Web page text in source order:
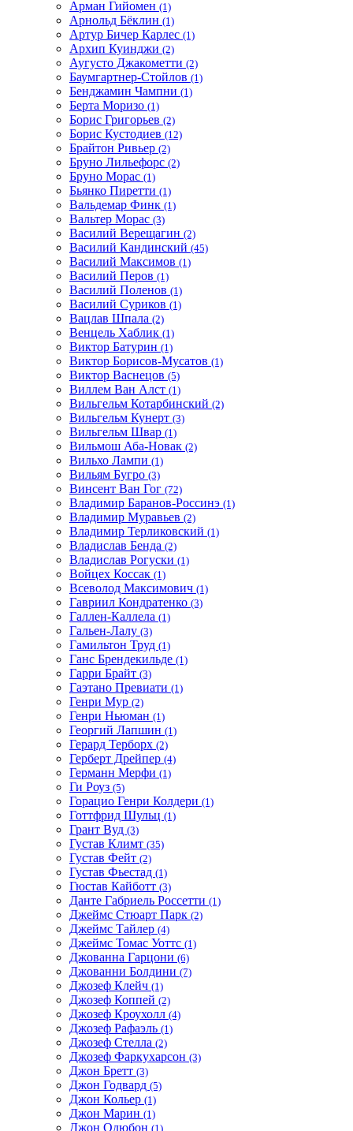
Арман Гийомен (1)
Арнольд Бёклин (1)
Артур Бичер Карлес (1)
Архип Куинджи (2)
Аугусто Джакометти (2)
Баумгартнер-Стойлов (1)
Бенджамин Чампни (1)
Берта Моризо (1)
Борис Григорьев (2)
Борис Кустодиев (12)
Брайтон Ривьер (2)
Бруно Лильефорс (2)
Бруно Морас (1)
Бьянко Пиретти (1)
Вальдемар Финк (1)
Вальтер Морас (3)
Василий Верещагин (2)
Василий Кандинский (45)
Василий Максимов (1)
Василий Перов (1)
Василий Поленов (1)
Василий Суриков (1)
Вацлав Шпала (2)
Венцель Хаблик (1)
Виктор Батурин (1)
Виктор Борисов-Мусатов (1)
Виктор Васнецов (5)
Виллем Ван Алст (1)
Вильгельм Котарбинский (2)
Вильгельм Кунерт (3)
Вильгельм Швар (1)
Вильмош Аба-Новак (2)
Вильхо Лампи (1)
Вильям Бугро (3)
Винсент Ван Гог (72)
Владимир Баранов-Россинэ (1)
Владимир Муравьев (2)
Владимир Терликовский (1)
Владислав Бенда (2)
Владислав Рогуски (1)
Войцех Коссак (1)
Всеволод Максимович (1)
Гавриил Кондратенко (3)
Галлен-Каллела (1)
Гальен-Лалу (3)
Гамильтон Труд (1)
Ганс Брендекильде (1)
Гарри Брайт (3)
Гаэтано Превиати (1)
Генри Мур (2)
Генри Ньюман (1)
Георгий Лапшин (1)
Герард Терборх (2)
Герберт Дрейпер (4)
Германн Мерфи (1)
Ги Роуз (5)
Горацио Генри Колдери (1)
Готтфрид Шульц (1)
Грант Вуд (3)
Густав Климт (35)
Густав Фейт (2)
Густав Фьестад (1)
Гюстав Кайботт (3)
Данте Габриель Россетти (1)
Джеймс Стюарт Парк (2)
Джеймс Тайлер (4)
Джеймс Томас Уоттс (1)
Джованна Гарцони (6)
Джованни Болдини (7)
Джозеф Клейч (1)
Джозеф Коппей (2)
Джозеф Кроухолл (4)
Джозеф Рафаэль (1)
Джозеф Стелла (2)
Джозеф Фаркухарсон (3)
Джон Бретт (3)
Джон Годвард (5)
Джон Кольер (1)
Джон Марин (1)
Джон Одюбон (1)